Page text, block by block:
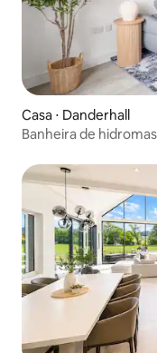
Casa ⋅ Danderhall
Banheira de